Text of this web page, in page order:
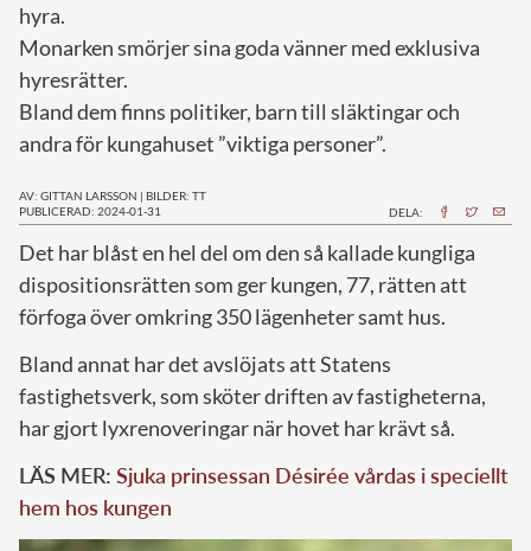
hyra.
Monarken smörjer sina goda vänner med exklusiva
hyresrätter.
Bland dem finns politiker, barn till släktingar och
andra för kungahuset ”viktiga personer”.
AV: GITTAN LARSSON | BILDER: TT
PUBLICERAD: 2024-01-31
DELA:
Det har blåst en hel del om den så kallade kungliga
dispositionsrätten som ger kungen, 77, rätten att
förfoga över omkring 350 lägenheter samt hus.
Bland annat har det avslöjats att Statens
fastighetsverk, som sköter driften av fastigheterna,
har gjort lyxrenoveringar när hovet har krävt så.
LÄS MER: Sjuka prinsessan Désirée vårdas i speciellt
hem hos kungen